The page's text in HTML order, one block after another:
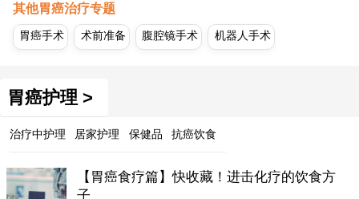
其他胃癌治疗专题
胃癌手术 术前准备 腹腔镜手术 机器人手术
胃癌护理 >
治疗中护理 居家护理 保健品 抗癌饮食
【胃癌食疗篇】快收藏！进击化疗的饮食方
子